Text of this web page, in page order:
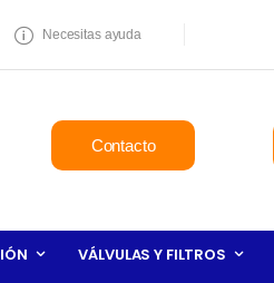
Necesitas ayuda
Contacto
VÁLVULAS Y FILTROS